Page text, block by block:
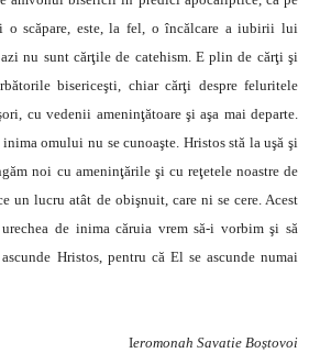
scăpare, este, la fel, o încălcare a iubirii lui
azi nu sunt cărţile de catehism. E plin de cărţi şi
bisericeşti, chiar cărţi despre feluritele
cu vedenii ameninţătoare şi aşa mai departe.
omului nu se cunoaşte. Hristos stă la uşă şi
noi cu ameninţările şi cu reţetele noastre de
un lucru atât de obişnuit, care ni se cere. Acest
de inima căruia vrem să-i vorbim şi să
Hristos, pentru că El se ascunde numai
Ieromonah Savatie Boștovoi